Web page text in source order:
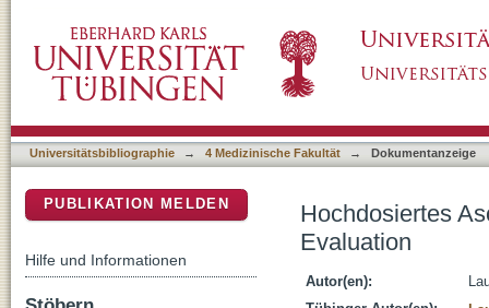
Universitätsbibliographie → 4 Medizinische Fakultät → Dokumentanzeige
Hochdosiertes
Evaluation
Autor(en):
PUBLIKATION MELDEN
Hilfe und Informationen